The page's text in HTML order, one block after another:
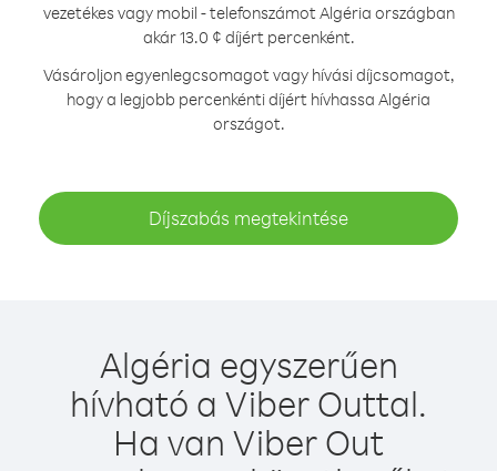
vezetékes vagy mobil - telefonszámot Algéria országban
akár 13.0 ¢ díjért percenként.
Vásároljon egyenlegcsomagot vagy hívási díjcsomagot,
hogy a legjobb percenkénti díjért hívhassa Algéria
országot.
Díjszabás megtekintése
Algéria egyszerűen
hívható a Viber Outtal.
Ha van Viber Out